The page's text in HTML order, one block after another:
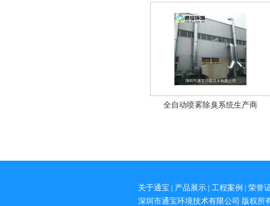
全自动喷雾除臭系统生产商
关于通宝 | 产品展示 | 工程案例 | 荣誉
深圳市通宝环境技术有限公司 版权所